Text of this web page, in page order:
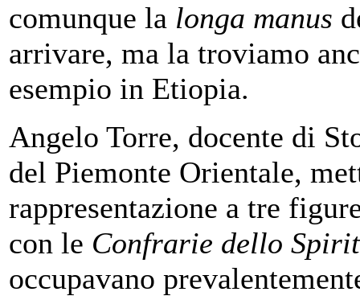
comunque la longa manus
arrivare, ma la troviamo
esempio in Etiopia.
Angelo Torre, docente di
del Piemonte Orientale,
rappresentazione a tre
con le Confrarie dello
occupavano